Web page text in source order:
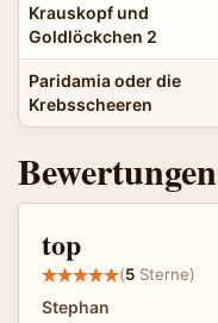
Krauskopf und
Goldlöckchen 2
Paridamia oder die
Krebsscheeren
Bewertungen
top
(5 Sterne)
Stephan